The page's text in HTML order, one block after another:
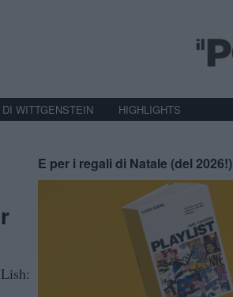
WITTGENSTEIN HIGHLIGHTS
E per i regali di Natale (del 2026!)